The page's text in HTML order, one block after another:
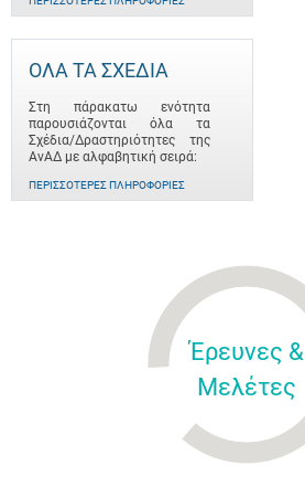
ΟΛΑ ΤΑ ΣΧΕΔΙΑ
Στη πάρακατω ενότητα
παρουσιάζονται όλα τα
Σχέδια/Δραστηριότητες της
ΑνΑΔ με αλφαβητική σειρά:
ΠΕΡΙΣΣΌΤΕΡΕΣ ΠΛΗΡΟΦΟΡΊΕΣ
Έρευνες &
Μελέτες